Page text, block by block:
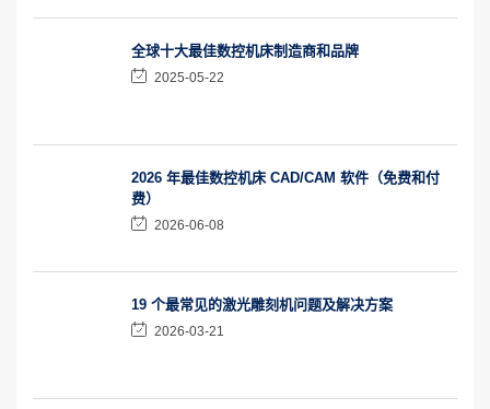
全球十大最佳数控机床制造商和品牌
2025-05-22
2026 年最佳数控机床 CAD/CAM 软件（免费和付
费）
2026-06-08
19 个最常见的激光雕刻机问题及解决方案
2026-03-21